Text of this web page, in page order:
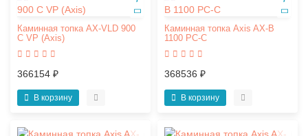
Каминная топка AX-VLD 900
C VP (Axis)
366154 ₽
В корзину
Каминная топка Axis AX-B
1100 PC-С
368536 ₽
В корзину